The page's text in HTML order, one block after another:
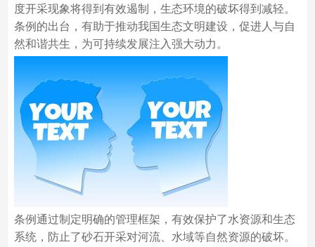
度开采现象将得到有效遏制，生态环境的破坏得到减轻。
条例的出台，有助于推动我国生态文明建设，促进人与自
然和谐共生，为可持续发展注入强大动力。
条例通过制定明确的管理框架，有效保护了水资源和生态
系统，防止了砂石开采对河流、水域等自然资源的破坏。